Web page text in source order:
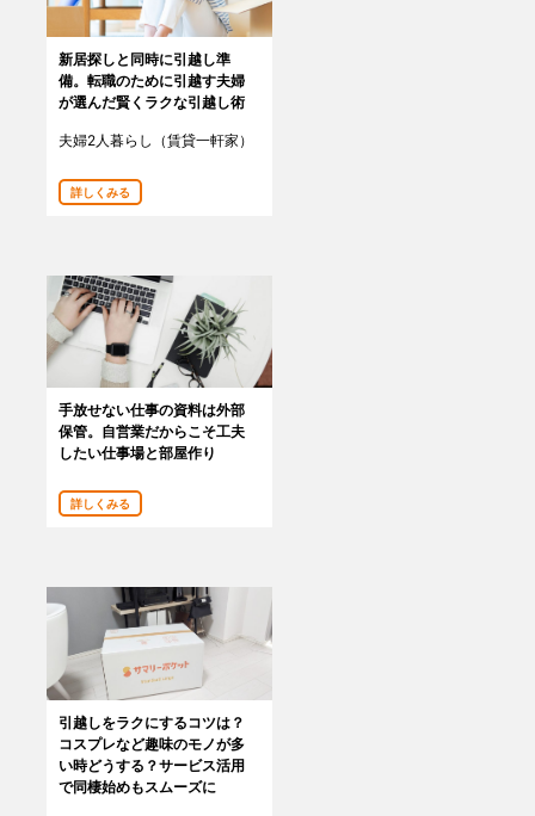
新居探しと同時に引越し準
備。転職のために引越す夫婦
が選んだ賢くラクな引越し術
夫婦2人暮らし（賃貸一軒家）
詳しくみる
手放せない仕事の資料は外部
保管。自営業だからこそ工夫
したい仕事場と部屋作り
詳しくみる
引越しをラクにするコツは？
コスプレなど趣味のモノが多
い時どうする？サービス活用
で同棲始めもスムーズに